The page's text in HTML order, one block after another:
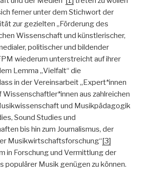
ferner unter dem Stichwort der
zur gezielten „Förderung des
Wissenschaft und künstlerischer,
politischer und bildender
wiederum unterstreicht auf ihrer
Lemma „Vielfalt“ die
in der Vereinsarbeit „Expert*innen
Wissenschaftler*innen aus zahlreichen
und Musikpädagogik
Sound Studies und
bis hin zum Journalismus, der
Musikwirtschaftsforschung“[3]
in Forschung und Vermittlung der
populärer Musik genügen zu können.